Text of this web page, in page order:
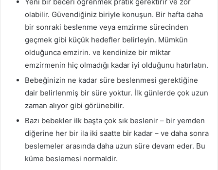
olabilir. Güvendiğiniz biriyle konuşun. Bir hafta daha
bir sonraki beslenme veya emzirme sürecinden
geçmek gibi küçük hedefler belirleyin. Mümkün
olduğunca emzirin. ve kendinize bir miktar
emzirmenin hiç olmadığı kadar iyi olduğunu hatırlatın.
Bebeğinizin ne kadar süre beslenmesi gerektiğine
dair belirlenmiş bir süre yoktur. İlk günlerde çok uzun
zaman alıyor gibi görünebilir.
Bazı bebekler ilk başta çok sık beslenir – bir yemden
diğerine her bir ila iki saatte bir kadar – ve daha sonra
beslemeler arasında daha uzun süre devam eder. Bu
küme beslemesi normaldir.